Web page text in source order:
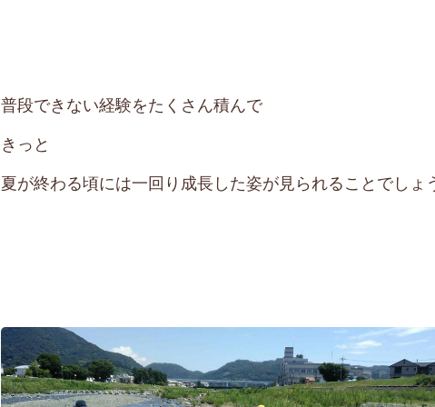
普段できない経験をたくさん積んで
きっと
夏が終わる頃には一回り成長した姿が見られることでしょ